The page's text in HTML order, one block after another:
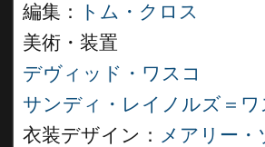
編集：
トム・クロス
美術・装置
デヴィッド・ワスコ
サンディ・レイノルズ＝ワ
衣装デザイン： メアリー・